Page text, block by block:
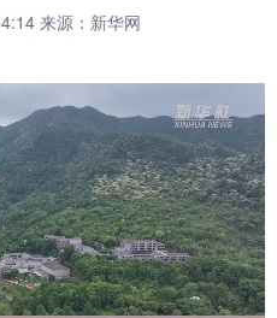
网评
全球连线 教育
量子 体育
健康 军事
图片 政务
金融 汽车
来源：新华网